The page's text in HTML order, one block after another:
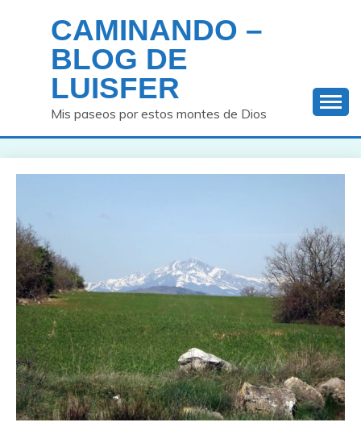
contenido
CAMINANDO –
BLOG DE
LUISFER
Mis paseos por estos montes de Dios